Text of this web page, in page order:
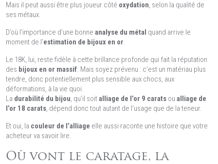
Mais il peut aussi être plus joueur côté oxydation, selon la qualité de
ses métaux.
D’où l’importance d’une bonne analyse du métal quand arrive le
moment de l’estimation de bijoux en or.
Le 18K, lui, reste fidèle à cette brillance profonde qui fait la réputation
des bijoux en or massif. Mais soyez prévenu : c’est un matériau plus
tendre, donc potentiellement plus sensible aux chocs, aux
déformations, à la vie quoi.
La durabilité du bijou, qu’il soitalliage de l’or 9 carats ou alliage de
l’or 18 carats, dépend donc tout autant de l’usage que de la teneur.
Et oui, la couleur de l’alliage elle aussi raconte une histoire que votre
acheteur va savoir lire.
Où vont le caratage, la